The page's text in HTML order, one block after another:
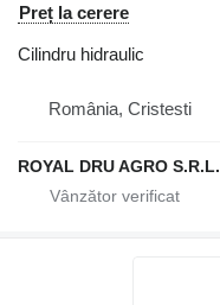
Preț la cerere
Cilindru hidraulic
România, Cristesti
ROYAL DRU AGRO S.R.L.